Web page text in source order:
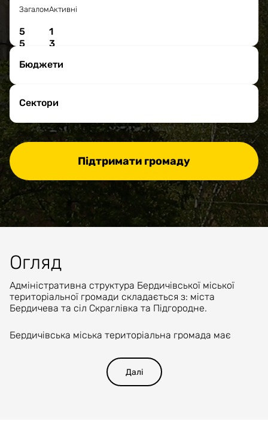
Загалом
5
5
Активні
1
3
Бюджети
Сектори
Підтримати громаду
Огляд
Адміністративна структура Бердичівської міської
територіальної громади складається з: міста
Бердичева та сіл Скраглівка та Підгородне.
Бердичівська міська територіальна громада має
розташоване у північній частині України на межі
полісся і лісостепу, на березі річки Гнилоп’ять,
Далі